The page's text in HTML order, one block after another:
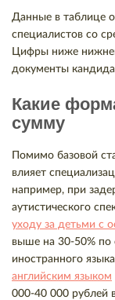
Данные в таблице
специалистов со
Цифры ниже
документы
Какие
сумму
Помимо базовой
влияет
например, при
аутистического
уходу за детьми с
выше на 30-50% по
иностранного
английским языком
000-40 000 рублей